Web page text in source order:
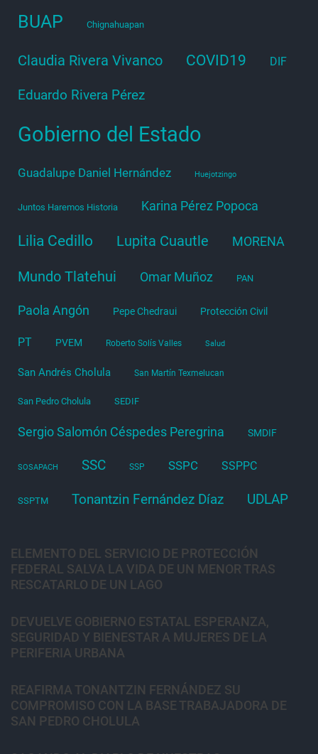
BUAP Chignahuapan
Claudia Rivera Vivanco COVID19 DIF
Eduardo Rivera Pérez
Gobierno del Estado
Guadalupe Daniel Hernández Huejotzingo
Juntos Haremos Historia Karina Pérez Popoca
Lilia Cedillo Lupita Cuautle MORENA
Mundo Tlatehui Omar Muñoz PAN
Paola Angón Pepe Chedraui Protección Civil
PT PVEM Roberto Solís Valles Salud
San Andrés Cholula San Martín Texmelucan
San Pedro Cholula SEDIF
Sergio Salomón Céspedes Peregrina SMDIF
SOSAPACH SSC SSP SSPC SSPPC
SSPTM Tonantzin Fernández Díaz UDLAP
ELEMENTO DEL SERVICIO DE PROTECCIÓN
FEDERAL SALVA LA VIDA DE UN MENOR TRAS
RESCATARLO DE UN LAGO
DEVUELVE GOBIERNO ESTATAL ESPERANZA,
SEGURIDAD Y BIENESTAR A MUJERES DE LA
PERIFERIA URBANA
REAFIRMA TONANTZIN FERNÁNDEZ SU
COMPROMISO CON LA BASE TRABAJADORA DE
SAN PEDRO CHOLULA